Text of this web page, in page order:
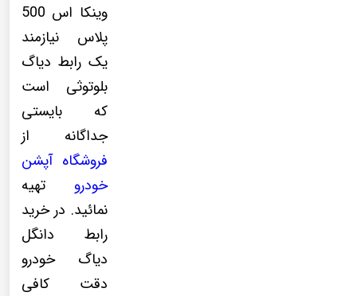
وینکا اس 500
پلاس نیازمند
یک رابط دیاگ
بلوتوثی است
که بایستی
جداگانه از
فروشگاه آپشن
خودرو تهیه
نمائید. در خرید
رابط دانگل
دیاگ خودرو
دقت کافی